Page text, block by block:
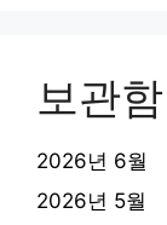
보관함
2026년 6월
2026년 5월